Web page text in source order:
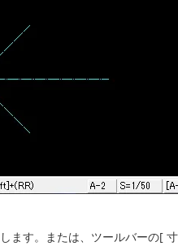
す。または、ツールバーの[ 寸